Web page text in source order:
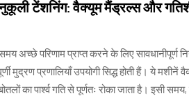
टेंशनिंग: वैक्यूम मैंड्रल्स और
अच्छे परिणाम प्राप्त करने के लिए सावधानीपूर्ण
मुद्रण प्रणालियाँ उपयोगी सिद्ध होती हैं। ये
का पार्श्व गति से पूर्णतः रोका जाता है। इसी